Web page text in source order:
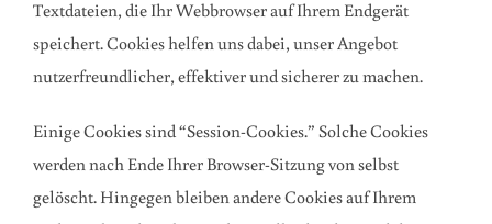
Textdateien, die Ihr Webbrowser auf Ihrem Endgerät
speichert. Cookies helfen uns dabei, unser Angebot
nutzerfreundlicher, effektiver und sicherer zu machen.
Einige Cookies sind “Session-Cookies.” Solche Cookies
werden nach Ende Ihrer Browser-Sitzung von selbst
gelöscht. Hingegen bleiben andere Cookies auf Ihrem